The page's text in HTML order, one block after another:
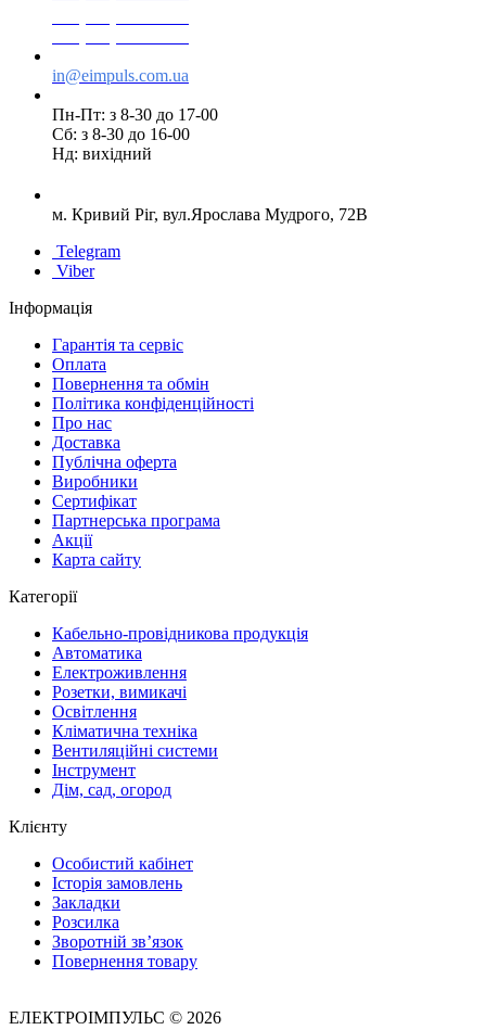
in@eimpuls.com.ua
Пн-Пт: з 8-30 до 17-00
Сб: з 8-30 до 16-00
Нд: вихідний
м. Кривий Ріг, вул.Ярослава Мудрого, 72В
Telegram
Viber
Інформація
Гарантія та сервіс
Оплата
Повернення та обмін
Політика конфіденційності
Про нас
Доставка
Публічна оферта
Виробники
Сертифікат
Партнерська програма
Акції
Карта сайту
Категорії
Кабельно-провідникова продукція
Автоматика
Електроживлення
Розетки, вимикачі
Освітлення
Кліматична техніка
Вентиляційні системи
Інструмент
Дім, сад, огород
Клієнту
Особистий кабінет
Історія замовлень
Закладки
Розсилка
Зворотній зв’язок
Повернення товару
ЕЛЕКТРОІМПУЛЬС © 2026